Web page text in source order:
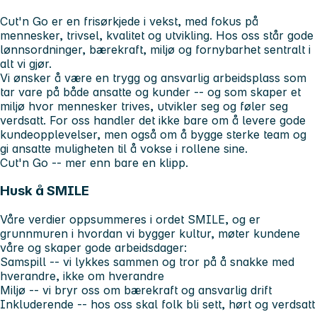
Cut'n Go er en frisørkjede i vekst, med fokus på
mennesker, trivsel, kvalitet og utvikling. Hos oss står gode
lønnsordninger, bærekraft, miljø og fornybarhet sentralt i
alt vi gjør.
Vi ønsker å være en trygg og ansvarlig arbeidsplass som
tar vare på både ansatte og kunder -- og som skaper et
miljø hvor mennesker trives, utvikler seg og føler seg
verdsatt. For oss handler det ikke bare om å levere gode
kundeopplevelser, men også om å bygge sterke team og
gi ansatte muligheten til å vokse i rollene sine.
Cut'n Go -- mer enn bare en klipp.
Husk å SMILE
Våre verdier oppsummeres i ordet SMILE, og er
grunnmuren i hvordan vi bygger kultur, møter kundene
våre og skaper gode arbeidsdager:
Samspill -- vi lykkes sammen og tror på å snakke med
hverandre, ikke om hverandre
Miljø -- vi bryr oss om bærekraft og ansvarlig drift
Inkluderende -- hos oss skal folk bli sett, hørt og verdsatt